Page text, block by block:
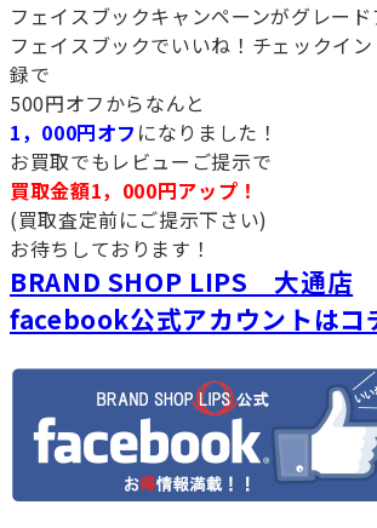
フェイスブックキャンペーンがグレー
フェイスブックでいいね！チェックイ
録で
500円オフからなんと
1，000円オフ になりました！
お買取でもレビューご提示で
買取金額1，000円アップ！
(買取査定前にご提示下さい)
お待ちしております！
BRAND SHOP LIPS 大通店
facebook公式アカウントはコ